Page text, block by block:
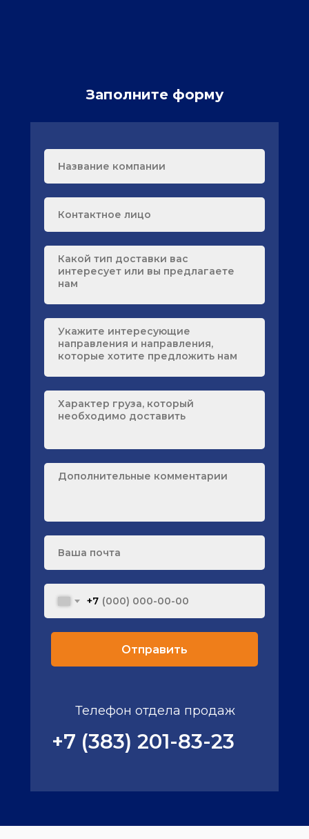
+7
Отправить
Заполните форму
+7 (383) 201-83-23
Телефон отдела продаж